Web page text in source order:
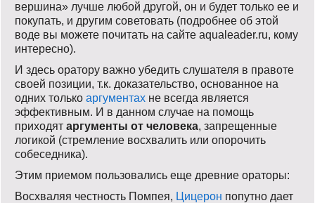
вершина» лучше любой другой, он и будет только ее и
покупать, и другим советовать (подробнее об этой
воде вы можете почитать на сайте aqualeader.ru, кому
интересно).
И здесь оратору важно убедить слушателя в правоте
своей позиции, т.к. доказательство, основанное на
одних только аргументах не всегда является
эффективным. И в данном случае на помощь
приходят аргументы от человека, запрещенные
логикой (стремление восхвалить или опорочить
собеседника).
Этим приемом пользовались еще древние ораторы:
Восхваляя честность Помпея, Цицерон попутно дает